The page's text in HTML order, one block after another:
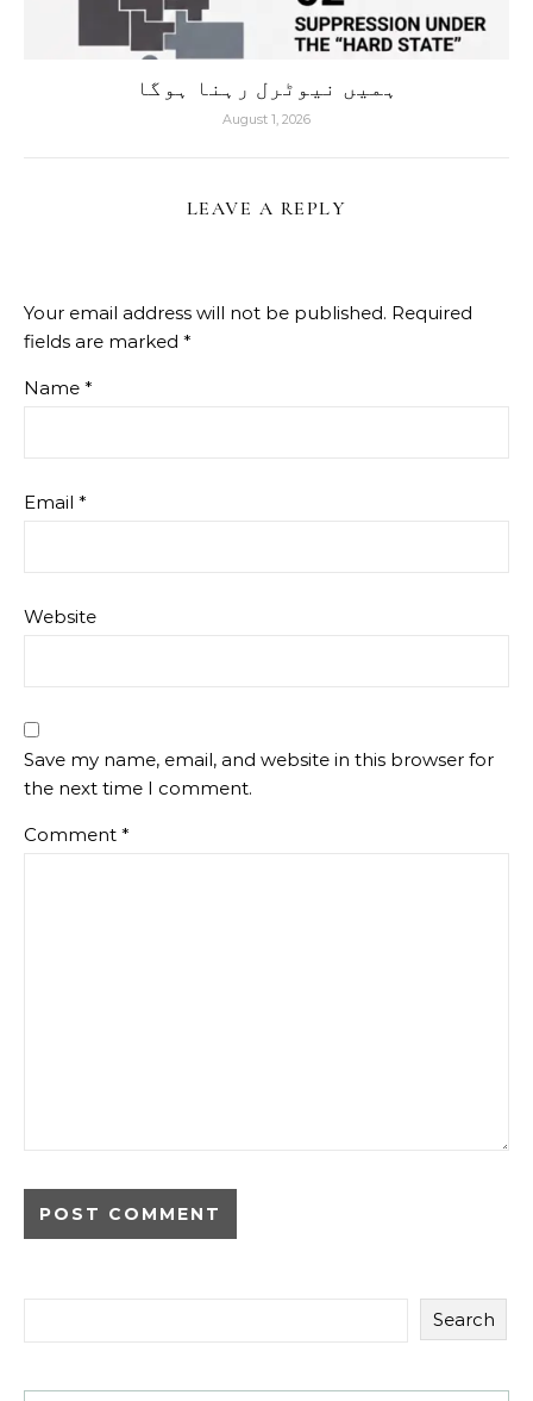
ہمیں نیوٹرل رہنا ہوگا
August 1, 2026
LEAVE A REPLY
Your email address will not be published. Required
fields are marked *
Name *
Email *
Website
Save my name, email, and website in this browser for
the next time I comment.
Comment *
Search